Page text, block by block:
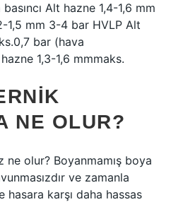
Alt hazne 1,4-1,6 mm
1,5 mm 3-4 bar HVLP Alt
bar (hava
1,3-1,6 mmmaks.
NE OLUR?
ne olur? Boyanmamış boya
ve zamanla
hasara karşı daha hassas